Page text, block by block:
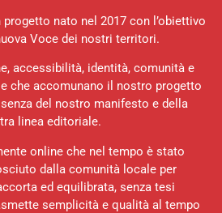
nato nel 2017 con l’obiettivo
Voce dei nostri territori.
accessibilità, identità, comunità e
che accomunano il nostro progetto
del nostro manifesto e della
linea editoriale.
online che nel tempo è stato
dalla comunità locale per
ed equilibrata, senza tesi
semplicità e qualità al tempo